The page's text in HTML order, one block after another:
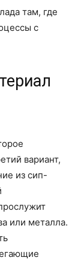
там, где
с
вариант,
из сип-
или металла.